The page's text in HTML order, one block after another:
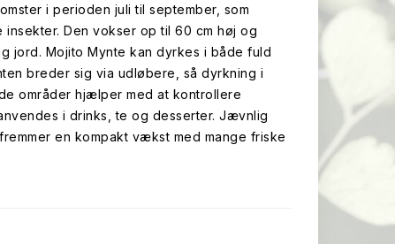
i perioden juli til september, som
Den vokser op til 60 cm høj og
jord. Mojito Mynte kan dyrkes i både fuld
breder sig via udløbere, så dyrkning i
områder hjælper med at kontrollere
i drinks, te og desserter. Jævnlig
en kompakt vækst med mange friske